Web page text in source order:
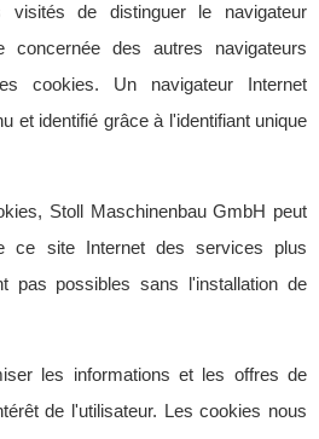
visités de distinguer le navigateur
concernée des autres navigateurs
cookies. Un navigateur Internet
et identifié grâce à l'identifiant unique
Stoll Maschinenbau GmbH peut
ce site Internet des services plus
pas possibles sans l'installation de
les informations et les offres de
de l'utilisateur. Les cookies nous